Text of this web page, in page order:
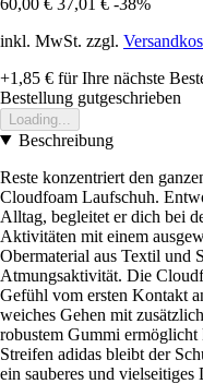
inkl. MwSt. zzgl.
+1,85 € für Ihre nächste
Bestellung gutgeschrieben
Loading...
Beschreibung
Reste konzentriert den
Cloudfoam Laufschuh.
Alltag, begleitet er dich bei
Aktivitäten mit einem
Obermaterial aus Textil und
Atmungsaktivität. Die
Gefühl vom ersten Kontakt
weiches Gehen mit
robustem Gummi
Streifen adidas bleibt der
ein sauberes und vielseitiges